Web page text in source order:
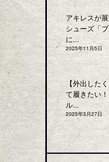
アキレスが
シューズ「
に...
2025年11月5日
【外出した
て履きたい
ル...
2025年3月27日